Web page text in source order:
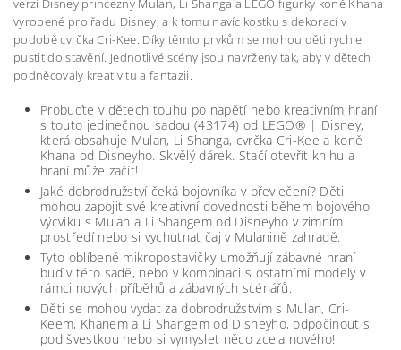
verzí Disney princezny Mulan, Li Shanga a LEGO figurky koně Khana
vyrobené pro řadu Disney, a k tomu navíc kostku s dekorací v
podobě cvrčka Cri-Kee. Díky těmto prvkům se mohou děti rychle
pustit do stavění. Jednotlivé scény jsou navrženy tak, aby v dětech
podněcovaly kreativitu a fantazii.
Probuďte v dětech touhu po napětí nebo kreativním hraní
s touto jedinečnou sadou (43174) od LEGO® | Disney,
která obsahuje Mulan, Li Shanga, cvrčka Cri-Kee a koně
Khana od Disneyho. Skvělý dárek. Stačí otevřít knihu a
hraní může začít!
Jaké dobrodružství čeká bojovníka v převlečení? Děti
mohou zapojit své kreativní dovednosti během bojového
výcviku s Mulan a Li Shangem od Disneyho v zimním
prostředí nebo si vychutnat čaj v Mulanině zahradě.
Tyto oblíbené mikropostavičky umožňují zábavné hraní
buď v této sadě, nebo v kombinaci s ostatními modely v
rámci nových příběhů a zábavných scénářů.
Děti se mohou vydat za dobrodružstvím s Mulan, Cri-
Keem, Khanem a Li Shangem od Disneyho, odpočinout si
pod švestkou nebo si vymyslet něco zcela nového!